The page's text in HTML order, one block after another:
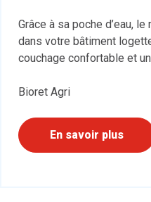
Grâce à sa poche d’eau,
dans votre bâtiment
couchage confortable et
Bioret Agri
En savoir plus